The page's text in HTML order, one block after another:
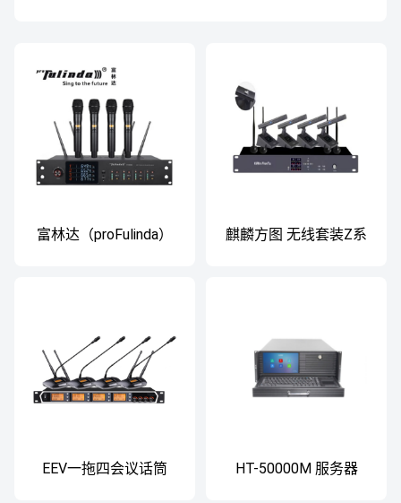
富林达（proFulinda）
麒麟方图 无线套装Z系
EEV一拖四会议话筒 HT-50000M 服务器